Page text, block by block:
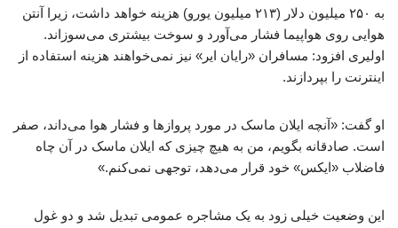
به ۲۵۰ میلیون دلار (۲۱۳ میلیون یورو) هزینه خواهد داشت، زیرا آنتن
هوایی روی هواپیما فشار می‌آورد و سوخت بیشتری می‌سوزاند.
اولیری افزود: مسافران «رایان ایر» نیز نمی‌خواهند هزینه استفاده از
اینترنت را بپردازند.
او گفت: «آنچه ایلان ماسک در مورد پروازها و فشار هوا می‌داند، صفر
است. صادقانه بگویم، من به هیچ چیزی که ایلان ماسک در آن چاه
فاضلاب «ایکس» خود قرار می‌دهد، توجهی نمی‌کنم.»
این وضعیت خیلی زود به یک مشاجره عمومی تبدیل شد و دو غول